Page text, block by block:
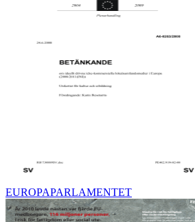
EUROPAPARLAMENTET